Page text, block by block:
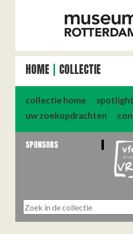
HOME COLLECTIE
collectie home spotlight
uw zoekopdrachten
SPONSORS